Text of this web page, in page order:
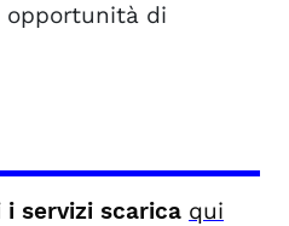
opportunità di
servizi scarica qui